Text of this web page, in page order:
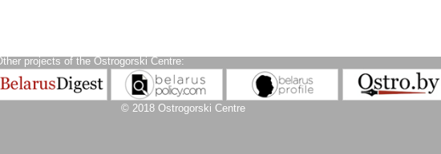
projects of the Ostrogorski Centre:
© 2018 Ostrogorski Centre